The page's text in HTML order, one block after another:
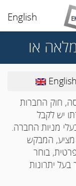
English
או
English
חוק החברות
יש לקבל
של למעלה מ- 95% מבעלי מניות החברה.
המבקש
בוחר
יתרונות